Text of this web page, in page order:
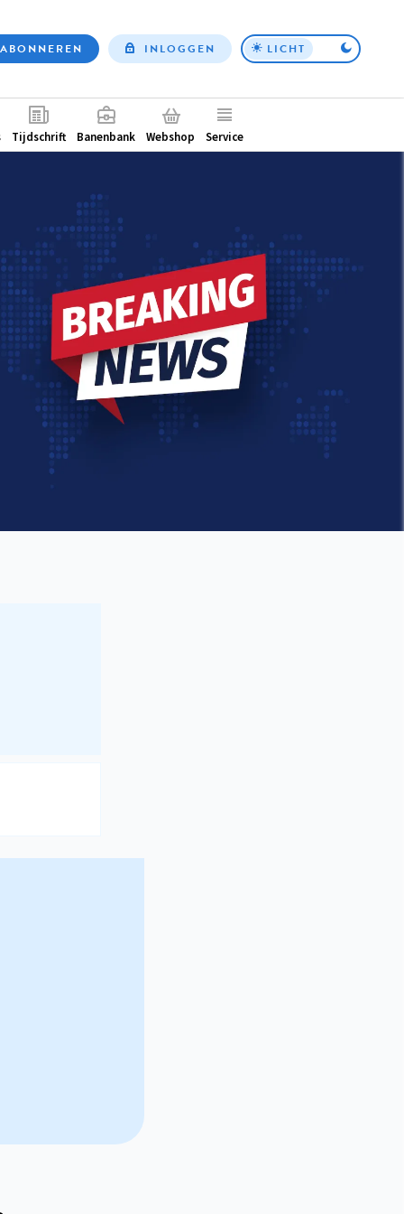
Top
ABONNEREN INLOGGEN LICHT
Tijdschrift Banenbank Webshop Service